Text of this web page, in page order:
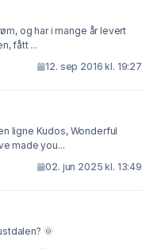
og har i mange år levert
fått ...
12. sep 2016 kl. 19:27
ligne Kudos, Wonderful
made you...
02. jun 2025 kl. 13:49
🌞